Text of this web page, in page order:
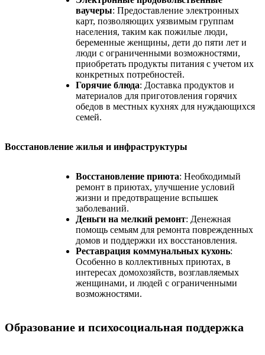
ваучеры: Предоставление электронных
карт, позволяющих уязвимым группам
населения, таким как пожилые люди,
беременные женщины, дети до пяти лет и
люди с ограниченными возможностями,
приобретать продукты питания с учетом их
конкретных потребностей.
Горячие блюда: Доставка продуктов и
материалов для приготовления горячих
обедов в местных кухнях для нуждающихся
семей.
Восстановление жилья и инфраструктуры
Восстановление приюта: Необходимый
ремонт в приютах, улучшение условий
жизни и предотвращение вспышек
заболеваний.
Деньги на мелкий ремонт: Денежная
помощь семьям для ремонта поврежденных
домов и поддержки их восстановления.
Реставрация коммунальных кухонь:
Особенно в коллективных приютах, в
интересах домохозяйств, возглавляемых
женщинами, и людей с ограниченными
возможностями.
Образование и психосоциальная поддержка